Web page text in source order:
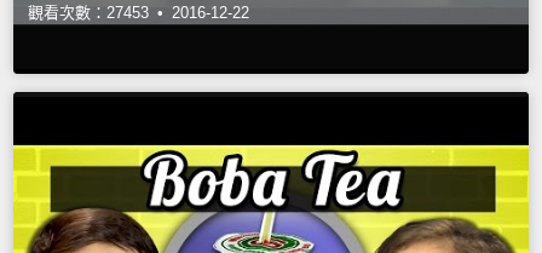
觀看次數：27453 • 2016-12-22